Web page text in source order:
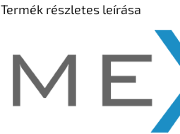
Termék részletes leírása